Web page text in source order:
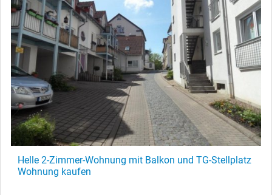
Helle 2-Zimmer-Wohnung mit Balkon und TG-Stellplatz
Wohnung kaufen